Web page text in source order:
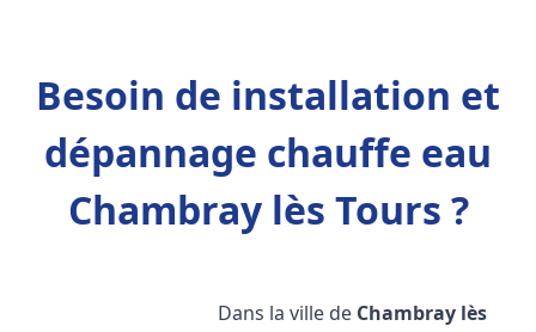
Besoin de installation et
dépannage chauffe eau
Chambray lès Tours ?
Dans la ville de Chambray lès